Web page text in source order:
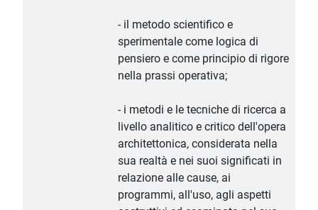
- il metodo scientifico e
sperimentale come logica di
pensiero e come principio di rigore
nella prassi operativa;
- i metodi e le tecniche di ricerca a
livello analitico e critico dell'opera
architettonica, considerata nella
sua realtà e nei suoi significati in
relazione alle cause, ai
programmi, all'uso, agli aspetti